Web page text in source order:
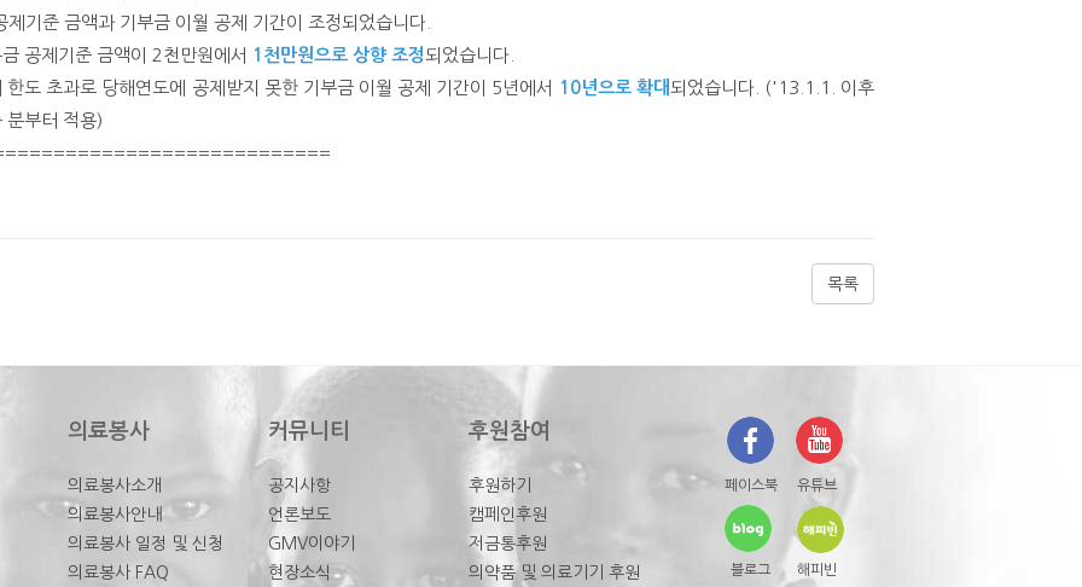
제기준 금액과 기부금 이월 공제 기간이 조정되었습니다.
금 공제기준 금액이 2천만원에서
1천만원으로 상향 조정되었습니다.
한도 초과로 당해연도에 공제받지 못한 기부금 이월 공제 기간이 5년에서
10년으로 확대되었습니다. ('13.1.1. 이후
분부터 적용)
목록
의료봉사
의료봉사소개
의료봉사안내
의료봉사 일정 및 신청
의료봉사 FAQ
커뮤니티
공지사항
언론보도
GMV이야기
현장소식
후원참여
후원하기
캠페인후원
저금통후원
의약품 및 의료기기 후원
페이스북 유튜브
블로그 해피빈